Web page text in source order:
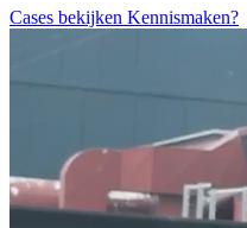
Cases bekijken Kennismaken?